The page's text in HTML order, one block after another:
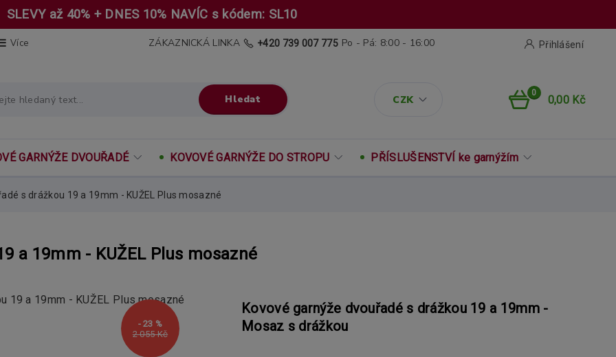
SLEVY až 40% + DNES 10% NAVÍC s kódem: SL10
Více
CZK
Přihlášení
Hledat
ZÁKAZNICKÁ LINKA +420 739 007 775 Po - Pá: 8:00 - 16:00
0
0,00 Kč
GARNÝŽE DVOUŘADÉ KOVOVÉ GARNÝŽE DO STROPU PŘÍSLUŠENSTVÍ ke garnýžím
s drážkou 19 a 19mm - KUŽEL Plus mosazné
a 19mm - KUŽEL Plus mosazné
2 055 Kč
- 23 %
Kovové garnýže dvouřadé s drážkou 19 a 19mm -
Mosaz s drážkou